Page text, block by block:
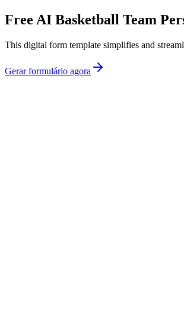
Free AI Basketball Team
This digital form template simplifies and
Gerar formulário agora